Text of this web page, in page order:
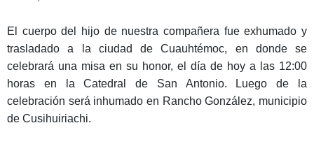
El cuerpodel hijo de nuestra compañera fue exhumado y
trasladado a la ciudad de Cuauhtémoc, en dondese
celebrará una misa en su honor, el día de hoy a las 12:00
horas en laCatedral de San Antonio. Luego de la
celebración será inhumado en Rancho González, municipio
de Cusihuiriachi.